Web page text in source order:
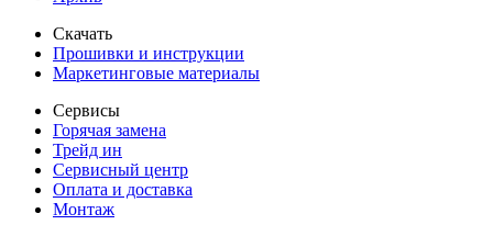
Скачать
Прошивки и инструкции
Маркетинговые материалы
Сервисы
Горячая замена
Трейд ин
Сервисный центр
Оплата и доставка
Монтаж